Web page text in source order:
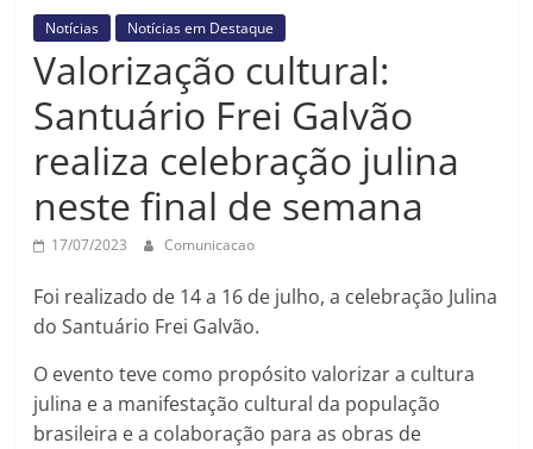
Notícias Notícias em Destaque
Valorização cultural:
Santuário Frei Galvão
realiza celebração julina
neste final de semana
17/07/2023 Comunicacao
Foi realizado de 14 a 16 de julho, a celebração Julina
do Santuário Frei Galvão.
O evento teve como propósito valorizar a cultura
julina e a manifestação cultural da população
brasileira e a colaboração para as obras de